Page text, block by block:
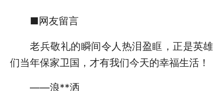
■网友留言
老兵敬礼的瞬间令人热泪盈眶，正是英雄
们当年保家卫国，才有我们今天的幸福生活！
——浪**洒